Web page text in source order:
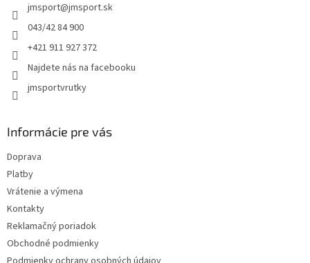
jmsport@jmsport.sk
043/42 84 900
+421 911 927 372
Najdete nás na facebooku
jmsportvrutky
Informácie pre vás
Doprava
Platby
Vrátenie a výmena
Kontakty
Reklamačný poriadok
Obchodné podmienky